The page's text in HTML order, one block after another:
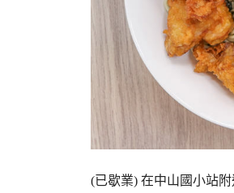
(已歇業) 在中山國小站